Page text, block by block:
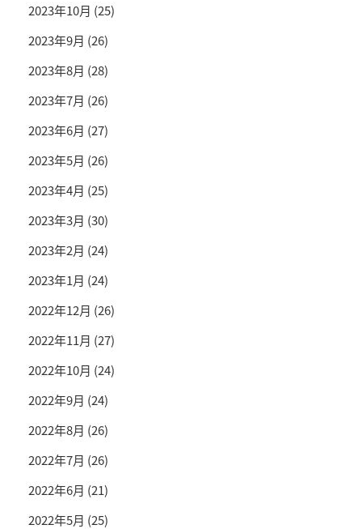
2023年10月 (25)
2023年9月 (26)
2023年8月 (28)
2023年7月 (26)
2023年6月 (27)
2023年5月 (26)
2023年4月 (25)
2023年3月 (30)
2023年2月 (24)
2023年1月 (24)
2022年12月 (26)
2022年11月 (27)
2022年10月 (24)
2022年9月 (24)
2022年8月 (26)
2022年7月 (26)
2022年6月 (21)
2022年5月 (25)